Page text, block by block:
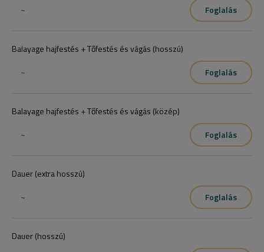
~ Foglalás
Balayage hajfestés + Tőfestés és vágás (hosszú)
~
Foglalás
Balayage hajfestés + Tőfestés és vágás (közép)
~
Foglalás
Dauer (extra hosszú)
~
Foglalás
Dauer (hosszú)